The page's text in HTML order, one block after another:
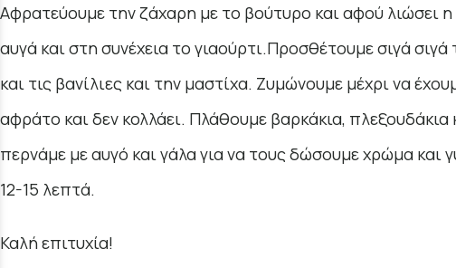
Αφρατεύουμε την ζάχαρη με το βούτυρο και αφού λιώσει
αυγά και στη συνέχεια το γιαούρτι.Προσθέτουμε σιγά
και τις βανίλιες και την μαστίχα. Ζυμώνουμε μέχρι να
αφράτο και δεν κολλάει. Πλάθουμε βαρκάκια, πλεξουδάκια
περνάμε με αυγό και γάλα για να τους δώσουμε χρώμα και
12-15 λεπτά.
Καλή επιτυχία!